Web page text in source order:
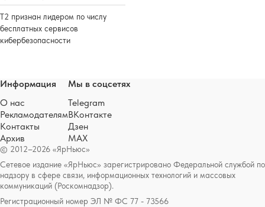
Т2 признан лидером по числу
бесплатных сервисов
кибербезопасности
© 2012–2026 «ЯрНьюс»
Сетевое издание «ЯрНьюс» зарегистрировано Федеральной службой по
надзору в сфере связи, информационных технологий и массовых
коммуникаций (Роскомнадзор).
Регистрационный номер ЭЛ № ФС 77 - 73566
Информация
О нас
Рекламодателям
Контакты
Архив
Мы в соцсетях
Telegram
ВКонтакте
Дзен
MAX